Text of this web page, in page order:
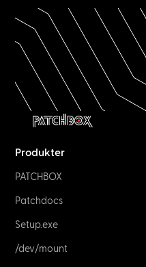
Produkter
PATCHBOX
Patchdocs
Setup.exe
/dev/mount